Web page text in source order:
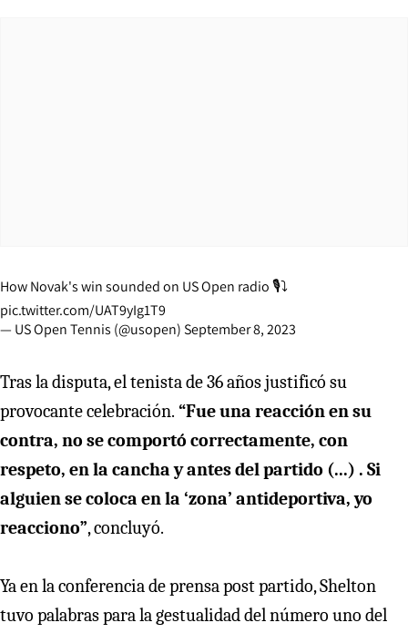
How Novak's win sounded on US Open radio 🎙️⤵️
pic.twitter.com/UAT9yIg1T9
— US Open Tennis (@usopen)September 8, 2023
Tras la disputa, el tenista de 36 años justificó su
provocante celebración. “Fue una reacción en su
contra, no se comportó correctamente, con
respeto, en la cancha y antes del partido (...) . Si
alguien se coloca en la ‘zona’ antideportiva, yo
reacciono”, concluyó.
Ya en la conferencia de prensa post partido, Shelton
tuvo palabras para la gestualidad del número uno del